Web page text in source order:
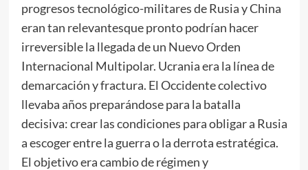
progresos tecnológico-militares de Rusia y China
eran tan relevantesque pronto podrían hacer
irreversible la llegada de un Nuevo Orden
Internacional Multipolar. Ucrania era la línea de
demarcación y fractura. El Occidente colectivo
llevaba años preparándose para la batalla
decisiva: crear las condiciones para obligar a Rusia
a escoger entre la guerra o la derrota estratégica.
El objetivo era cambio de régimen y